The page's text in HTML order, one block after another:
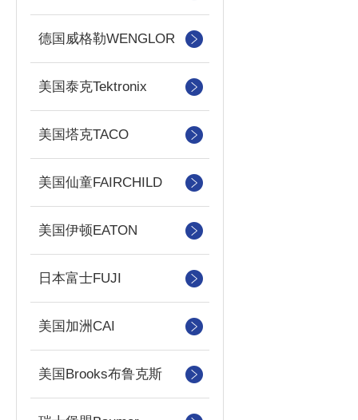
德国威格勒WENGLOR
美国泰克Tektronix
美国塔克TACO
美国仙童FAIRCHILD
美国伊顿EATON
日本富士FUJI
美国加洲CAI
美国Brooks布鲁克斯